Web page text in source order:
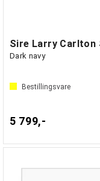
Dark navy
Bestillingsvare
5 799,-